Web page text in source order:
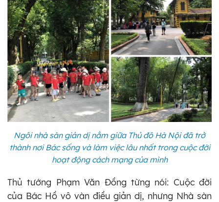
Ngôi nhà sàn giản dị nằm giữa Thủ đô Hà Nội đã trở
thành nơi Bác sống và làm việc lâu nhất trong cuộc đời
hoạt động cách mạng của mình
Thủ tướng Phạm Văn Đồng từng nói: Cuộc đời
của Bác Hồ vô vàn điều giản dị, nhưng Nhà sàn